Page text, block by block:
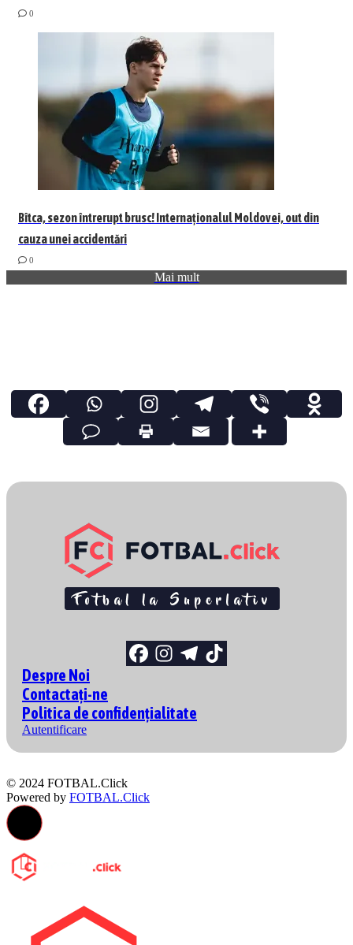
0
Bîtca, sezon întrerupt brusc! Internaționalul Moldovei, out din
cauza unei accidentări
0
Mai mult
Despre Noi
Contactați-ne
Politica de confidențialitate
Autentificare
© 2024 FOTBAL.Click
Powered by FOTBAL.Click